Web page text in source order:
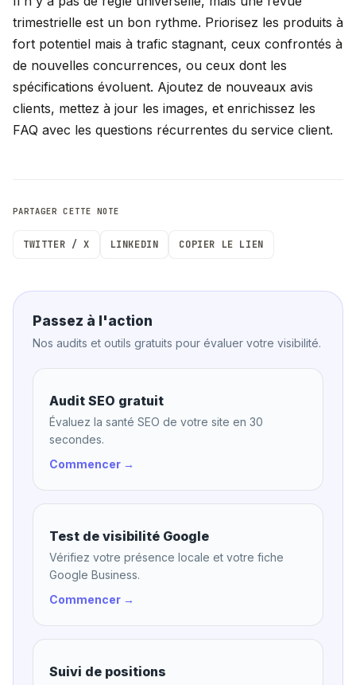
trimestrielle est un bon rythme. Priorisez les produits à
fort potentiel mais à trafic stagnant, ceux confrontés à
de nouvelles concurrences, ou ceux dont les
spécifications évoluent. Ajoutez de nouveaux avis
clients, mettez à jour les images, et enrichissez les
FAQ avec les questions récurrentes du service client.
PARTAGER CETTE NOTE
TWITTER / X LINKEDIN COPIER LE LIEN
Passez à l'action
Nos audits et outils gratuits pour évaluer votre visibilité.
Audit SEO gratuit
Évaluez la santé SEO de votre site en 30
secondes.
Commencer →
Test de visibilité Google
Vérifiez votre présence locale et votre fiche
Google Business.
Commencer →
Suivi de positions